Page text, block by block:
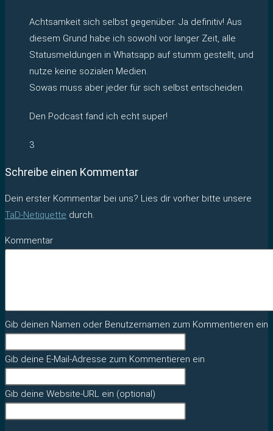
Achtsamkeit sich selbst gegenüber. Ja definitiv! Aus
diesem Grund habe ich sowohl vor langer Zeit, alle
Statusmeldungen in Whatsapp auf stumm gestellt, und
nutze keine sozialen Medien.
Sowas muss aber jeder für sich selbst entscheiden.
Den Podcast fand ich echt super!
3
Schreibe einen Kommentar
Dein erster Kommentar bei uns? Lies dir vorher bitte unsere
TaD-Netiquette durch.
Kommentar
Gib deinen Namen oder Benutzernamen zum Kommentieren ein
Gib deine E-Mail-Adresse zum Kommentieren ein
Gib deine Website-URL ein (optional)